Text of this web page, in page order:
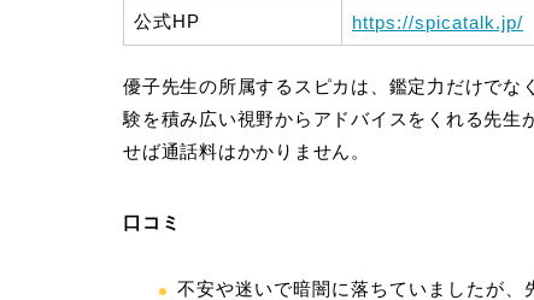
公式HP https://spicatalk.jp/
優子先生の所属するスピカは、鑑定力だけでな
験を積み広い視野からアドバイスをくれる先生
せば通話料はかかりません。
口コミ
不安や迷いで暗闇に落ちていましたが